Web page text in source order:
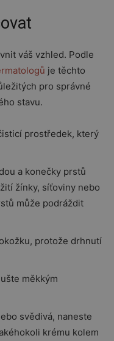
váš vzhled. Podle
je těchto
pro správné
stavu.
prostředek, který
a konečky prstů
žínky, síťoviny nebo
může podráždit
protože drhnutí
měkkým
svědivá, naneste
krému kolem